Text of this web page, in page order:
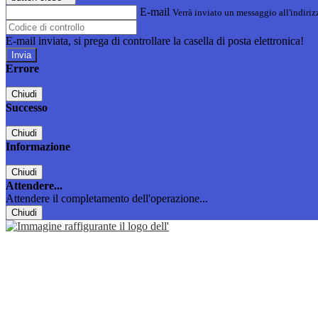
E-mail Verrà inviato un messaggio
E-mail inviata, si prega di controllare la casella di posta elettronica!
Errore
Chiudi
Successo
Chiudi
Informazione
Chiudi
Attendere...
Attendere il completamento dell'operazione...
Chiudi